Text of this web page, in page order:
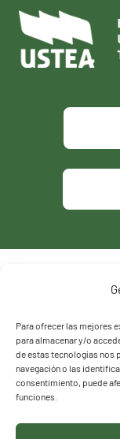
Para ofrecer las mejores
para almacenar y/o
de estas tecnologías nos
navegación o las
consentimiento, puede
funciones.